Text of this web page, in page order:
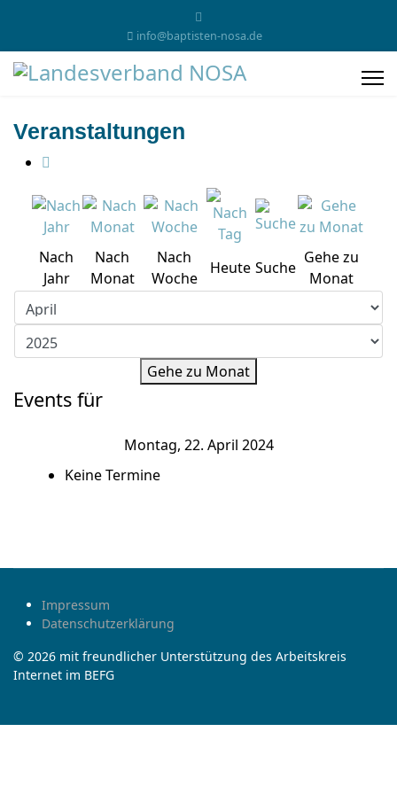
info@baptisten-nosa.de
Veranstaltungen
Nach
Jahr
Nach
Monat
Nach
Woche
Heute Suche
Gehe zu
Monat
Gehe zu Monat
Events für
Montag, 22. April 2024
Keine Termine
Impressum
Datenschutzerklärung
© 2026 mit freundlicher Unterstützung des Arbeitskreis
Internet im BEFG